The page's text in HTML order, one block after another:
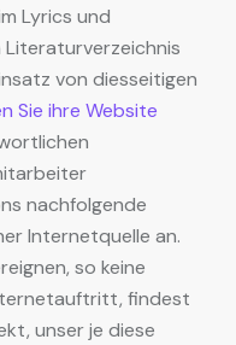
Lyrics und
Literaturverzeichnis
von diesseitigen
Sie ihre Website
nachfolgende
Internetquelle an.
so keine
findest
unser je diese